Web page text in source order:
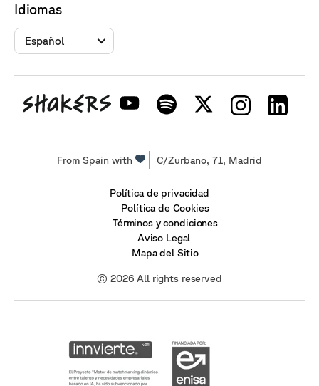
Idiomas
Español
From Spain with C/Zurbano, 71, Madrid
Política de privacidad
Política de Cookies
Términos y condiciones
Aviso Legal
Mapa del Sitio
© 2026 All rights reserved